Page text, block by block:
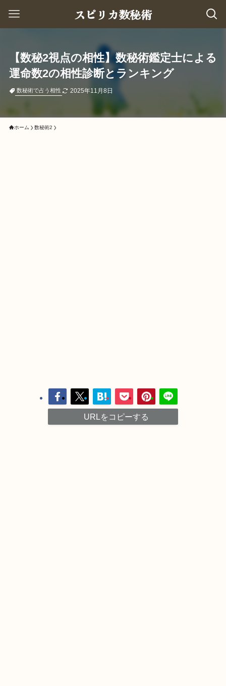
スピリカ数秘術
【数秘2視点の相性】数秘術鑑定士による
運命数2の相性診断とランキング
数秘術で占う相性 2025年11月8日
ホーム 数秘術2
URLをコピーする